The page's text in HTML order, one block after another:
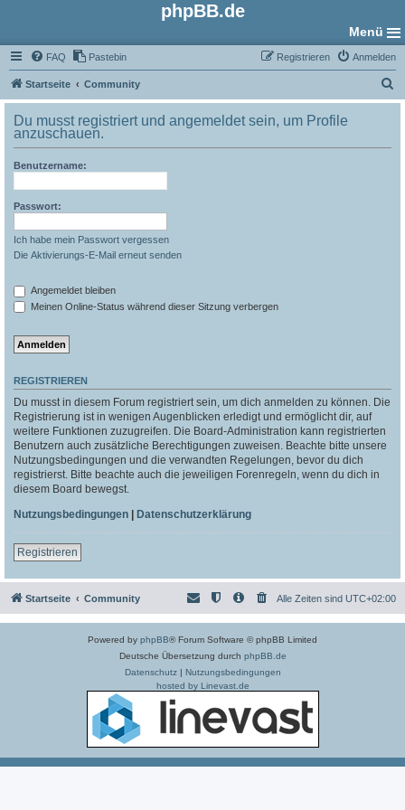
phpBB.de
Menü
FAQ Pastebin Anmelden
Registrieren
Startseite Community
u
Du musst registriert und angemeldet sein, um Profile
anzuschauen.
Benutzername:
Passwort:
Ich habe mein Passwort vergessen
Die Aktivierungs-E-Mail erneut senden
Angemeldet bleiben
Meinen Online-Status während dieser Sitzung verbergen
REGISTRIEREN
Du musst in diesem Forum registriert sein, um dich anmelden zu können. Die
Registrierung ist in wenigen Augenblicken erledigt und ermöglicht dir, auf
weitere Funktionen zuzugreifen. Die Board-Administration kann registrierten
Benutzern auch zusätzliche Berechtigungen zuweisen. Beachte bitte unsere
Nutzungsbedingungen und die verwandten Regelungen, bevor du dich
registrierst. Bitte beachte auch die jeweiligen Forenregeln, wenn du dich in
diesem Board bewegst.
Nutzungsbedingungen | Datenschutzerklärung
Registrieren
Startseite Community Alle Zeiten sind UTC+02:00
Powered by phpBB® Forum Software © phpBB Limited
Deutsche Übersetzung durch phpBB.de
Datenschutz| Nutzungsbedingungen
hosted by Linevast.de